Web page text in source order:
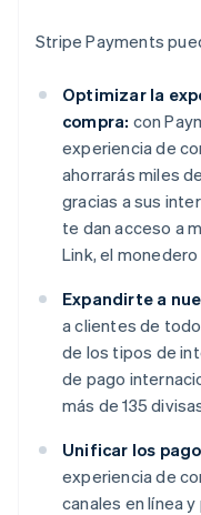
Stripe Payments
Optimizar la
compra: con
experiencia de
ahorrarás miles
gracias a sus
te dan acceso a
Link, el
Expandirte a
a clientes de
de los tipos de
de pago
más de 135
Unificar los
experiencia de
canales en línea